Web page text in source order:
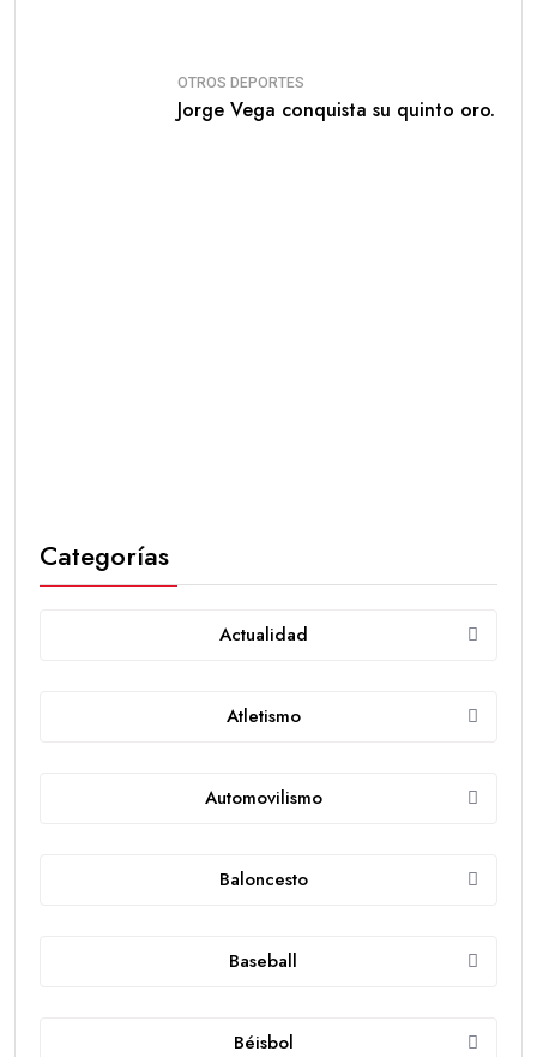
OTROS DEPORTES
Jorge Vega conquista su quinto oro.
Categorías
Actualidad
Atletismo
Automovilismo
Baloncesto
Baseball
Béisbol